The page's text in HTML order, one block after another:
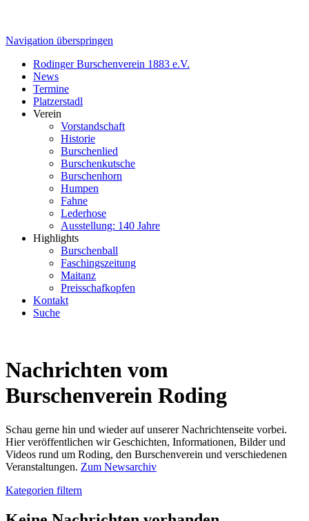
Navigation überspringen
Rodinger Burschenverein 1883 e.V.
News
Termine
Platzerstadl
Verein
Vorstandschaft
Historie
Burschenlied
Burschenkutsche
Burschenhorn
Humpen
Fahne
Lederhose
Ausstellung: 140 Jahre
Highlights
Burschenball
Faschingszeitung
Maitanz
Preisschafkopfen
Kontakt
Suche
Nachrichten vom
Burschenverein Roding
Schau gerne hin und wieder auf unserer Nachrichtenseite vorbei.
Hier veröffentlichen wir Geschichten, Informationen, Bilder und
Videos rund um Roding, den Burschenverein und verschiedenen
Veranstaltungen. Zum Newsarchiv
Kategorien filtern